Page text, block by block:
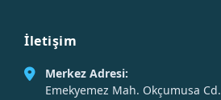
İletişim
Merkez Adresi:
Emekyemez Mah. Okçumusa Cd.